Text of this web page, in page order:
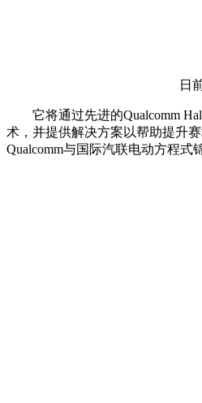
日
它将通过先进的Qualcomm
术，并提供解决方案以帮助提升
Qualcomm与国际汽联电动方程式